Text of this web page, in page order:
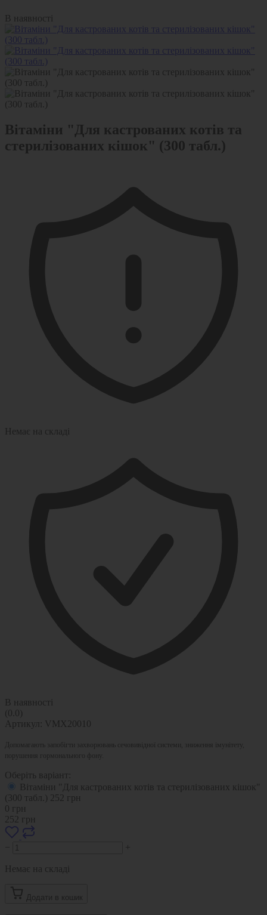
В наявності
Вітаміни "Для кастрованих котів та
стерилізованих кішок" (300 табл.)
Немає на складі
В наявності
(0.0)
Артикул:
VMX20010
Допомагають запобігти захворювань сечовивідної системи, зниження імунітету,
порушення гормонального фону.
Оберіть варіант:
Вітаміни "Для кастрованих котів та стерилізованих кішок"
(300 табл.) 252
грн
0 грн
252
грн
+
Немає на складі
Додати в кошик